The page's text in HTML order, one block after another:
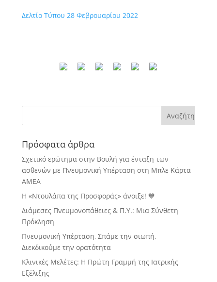
Δελτίο Τύπου 28 Φεβρουαρίου 2022
Πρόσφατα άρθρα
Σχετικό ερώτημα στην Βουλή για ένταξη των
ασθενών με Πνευμονική Υπέρταση στη Μπλε Κάρτα
ΑΜΕΑ
Η «Ντουλάπα της Προσφοράς» άνοιξε! 💙
Διάμεσες Πνευμονοπάθειες & Π.Υ.: Μια Σύνθετη
Πρόκληση
Πνευμονική Υπέρταση, Σπάμε την σιωπή,
Διεκδικούμε την ορατότητα
Κλινικές Μελέτες: Η Πρώτη Γραμμή της Ιατρικής
Εξέλιξης